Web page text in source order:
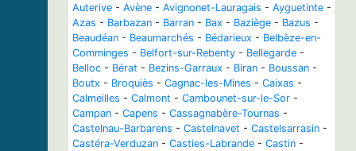
Auterive - Avène - Avignonet-Lauragais - Ayguetinte -
Azas - Barbazan - Barran - Bax - Baziège - Bazus -
Beaudéan - Beaumarchés - Bédarieux - Belbèze-en-
Comminges - Belfort-sur-Rebenty - Bellegarde -
Belloc - Bérat - Bezins-Garraux - Biran - Boussan -
Boutx - Broquiès - Cagnac-les-Mines - Caixas -
Calmeilles - Calmont - Cambounet-sur-le-Sor -
Campan - Capens - Cassagnabère-Tournas -
Castelnau-Barbarens - Castelnavet - Castelsarrasin -
Castéra-Verduzan - Casties-Labrande - Castin -